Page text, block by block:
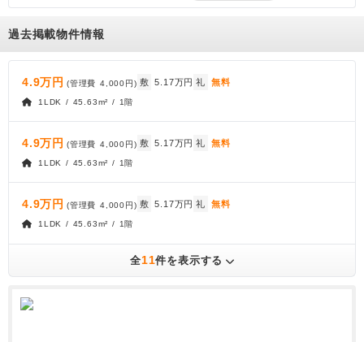
過去掲載物件情報
4.9万円 (管理費 4,000円) 敷 5.17万円 礼 無料
1LDK / 45.63m² / 1階
4.9万円 (管理費 4,000円) 敷 5.17万円 礼 無料
1LDK / 45.63m² / 1階
4.9万円 (管理費 4,000円) 敷 5.17万円 礼 無料
1LDK / 45.63m² / 1階
全11件を表示する